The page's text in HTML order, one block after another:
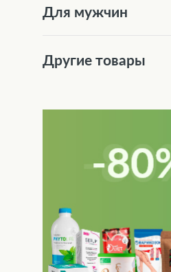
Для мужчин
Другие товары